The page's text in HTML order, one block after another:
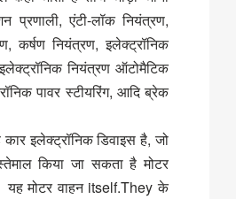
प्रणाली, एंटी-लॉक नियंत्रण,
कर्षण नियंत्रण, इलेक्ट्रॉनिक
नियंत्रण ऑटोमैटिक
पावर स्टीयरिंग, आदि ब्रेक
कार इलेक्ट्रॉनिक डिवाइस है, जो
किया जा सकता है मोटर
यह मोटर वाहन itself.They के